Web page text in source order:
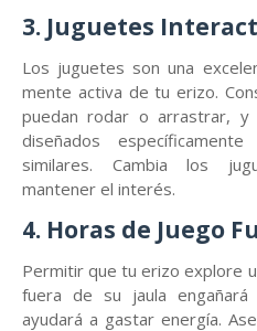
3. Juguetes
Los juguetes son una
mente activa de tu erizo.
puedan rodar o arrastrar, y
diseñados
similares. Cambia los
mantener el interés.
4. Horas de Juego
Permitir que tu erizo explore
fuera de su jaula
ayudará a gastar energía.